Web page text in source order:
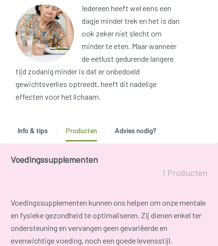
Iedereen heeft wel eens een
dagje minder trek en het is dan
ook zeker niet slecht om
minder te eten. Maar wanneer
de eetlust gedurende langere
tijd zodanig minder is dat er onbedoeld
gewichtsverlies optreedt, heeft dit nadelige
effecten voor het lichaam.
Info & tips Producten Advies nodig?
Voedingssupplementen
1 Producten
Voedingssupplementen kunnen ons helpen om onze mentale
en fysieke gezondheid te optimaliseren. Zij dienen enkel ter
ondersteuning en vervangen geen gevariëerde en
evenwichtige voeding, noch een goede levensstijl.